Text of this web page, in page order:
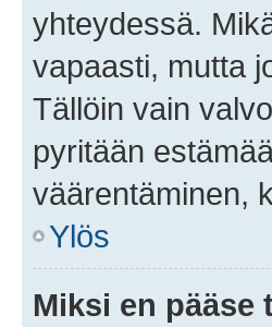
yhteydessä.
vapaasti, mutta
Tällöin vain
pyritään
väärentäminen,
Ylös
Miksi en